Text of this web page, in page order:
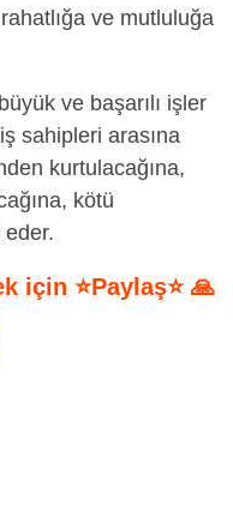
ve mutluluğa
ve başarılı işler
sahipleri arasına
kurtulacağına,
kötü
eder.
için ⭐Paylaş⭐ 🙏